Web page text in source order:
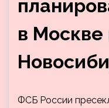
в Москве
ФСБ России